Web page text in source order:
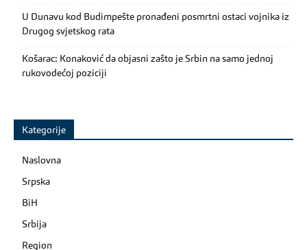
U Dunavu kod Budimpešte pronađeni posmrtni ostaci vojnika iz
Drugog svjetskog rata
Košarac: Konaković da objasni zašto je Srbin na samo jednoj
rukovodećoj poziciji
Kategorije
Naslovna
Srpska
BiH
Srbija
Region